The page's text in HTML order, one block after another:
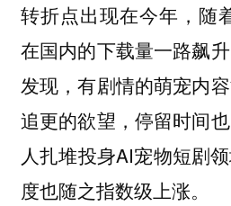
转折点出现在今年，随
在国内的下载量一路飙
发现，有剧情的萌宠内
追更的欲望，停留时间
人扎堆投身AI宠物短剧
度也随之指数级上涨。